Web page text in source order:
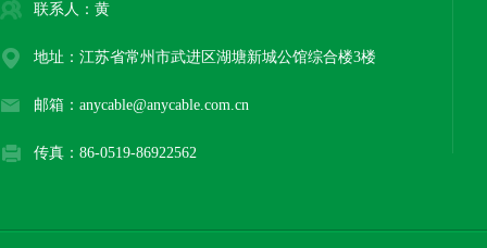
联系人：黄
地址：江苏省常州市武进区湖塘新城公馆综合楼3楼
邮箱：anycable@anycable.com.cn
传真：86-0519-86922562